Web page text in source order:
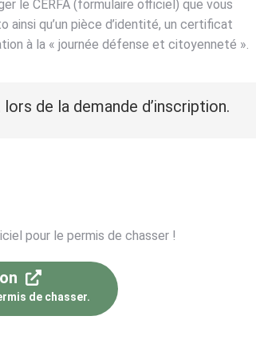
le CERFA (formulaire officiel) que vous
ainsi qu’un pièce d’identité, un certificat
à la « journée défense et citoyenneté ».
de la demande d’inscription.
pour le permis de chasser !
de chasser.